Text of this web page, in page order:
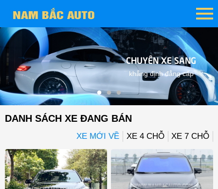
CHUYÊN XE SANG
khẳng định đẳng cấp
DANH SÁCH XE ĐANG BÁN
XE MỚI VỀ XE 4 CHỖ XE 7 CHỖ